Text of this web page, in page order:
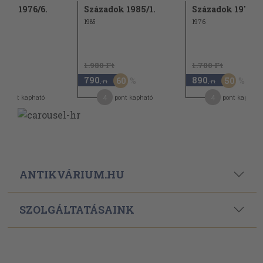
1976/6.
pont kapható
Századok 1985/1.
1985
1.980 Ft
790 ,-Ft 60
pont kapható
Századok 1976/
1976
1.780 Ft
890 ,-Ft 50
pont kapható
ANTIKVÁRIUM.HU
SZOLGÁLTATÁSAINK